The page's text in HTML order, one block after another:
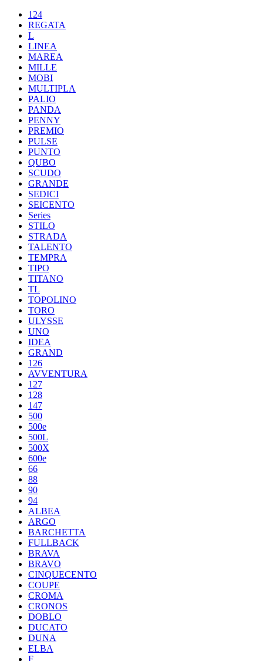
124
REGATA
L
LINEA
MAREA
MILLE
MOBI
MULTIPLA
PALIO
PANDA
PENNY
PREMIO
PULSE
PUNTO
QUBO
SCUDO
GRANDE
SEDICI
SEICENTO
Series
STILO
STRADA
TALENTO
TEMPRA
TIPO
TITANO
TL
TOPOLINO
TORO
ULYSSE
UNO
IDEA
GRAND
126
AVVENTURA
127
128
147
500
500e
500L
500X
600e
66
88
90
94
ALBEA
ARGO
BARCHETTA
FULLBACK
BRAVA
BRAVO
CINQUECENTO
COUPE
CROMA
CRONOS
DOBLO
DUCATO
DUNA
ELBA
F